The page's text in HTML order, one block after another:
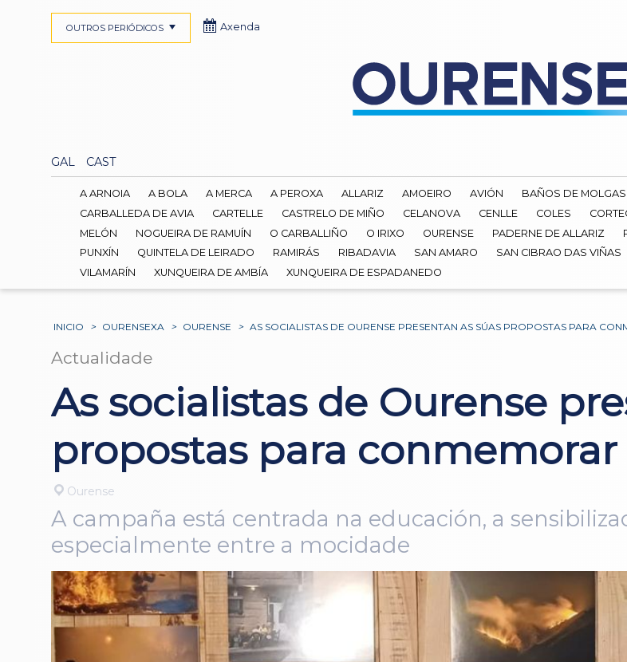
GAL CAST
OUTROS PERIÓDICOS Axenda
A ARNOIA A BOLA A MERCA A PEROXA ALLARIZ AMOEIRO AVIÓN BAÑOS DE MOLGAS
CARBALLEDA DE AVIA
CARTELLE CASTRELO DE MIÑO CELANOVA CENLLE COLES
MELÓN
NOGUEIRA DE RAMUÍN O CARBALLIÑO O IRIXO OURENSE PADERNE DE ALLARIZ
PUNXÍN
QUINTELA DE LEIRADO RAMIRÁS RIBADAVIA SAN AMARO SAN CIBRAO DAS VIÑAS
VILAMARÍN
XUNQUEIRA DE AMBÍA XUNQUEIRA DE ESPADANEDO
INICIO > OURENSEXA > OURENSE > AS SOCIALISTAS DE OURENSE PRESENTAN AS SÚAS PROPOSTAS PARA
Actualidade
As socialistas de Ourense
propostas para conmemorar
Ourense
A campaña está centrada na educación, a
especialmente entre a mocidade